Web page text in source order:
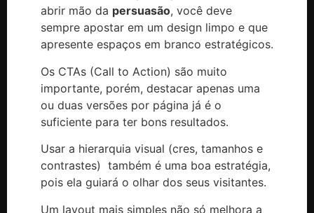
abrir mão da persuasão, você deve
sempre apostar em um design limpo e que
apresente espaços em branco estratégicos.
Os CTAs (Call to Action) são muito
importante, porém, destacar apenas uma
ou duas versões por página já é o
suficiente para ter bons resultados.
Usar a hierarquia visual (cres, tamanhos e
contrastes) também é uma boa estratégia,
pois ela guiará o olhar dos seus visitantes.
Um layout mais simples não só melhora a